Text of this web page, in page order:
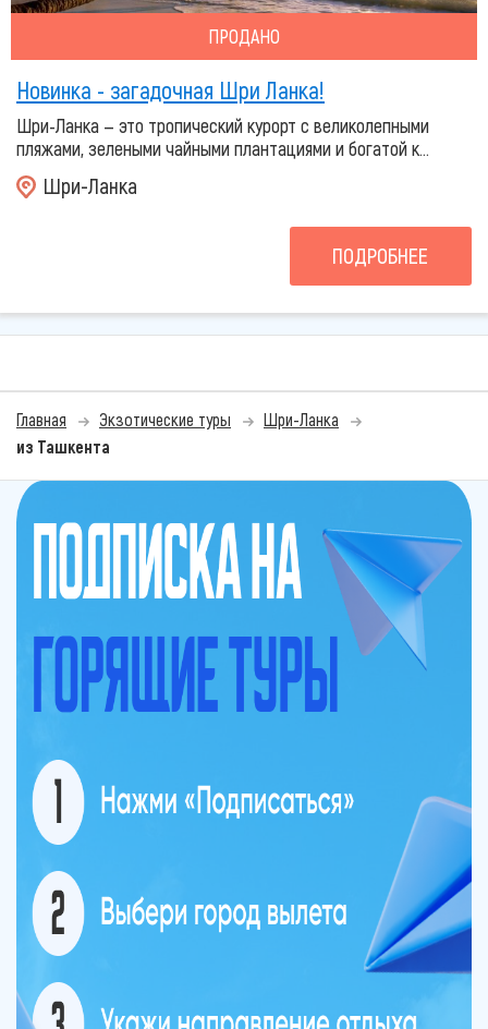
ПРОДАНО
Новинка - загадочная Шри Ланка!
Шри-Ланка — это тропический курорт с великолепными
пляжами, зелеными чайными плантациями и богатой к...
Шри-Ланка
ПОДРОБНЕЕ
Главная Экзотические туры
Шри-Ланка
из Ташкента